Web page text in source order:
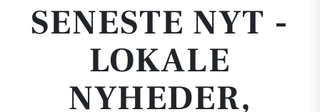
SENESTE NYT -
LOKALE
NYHEDER,